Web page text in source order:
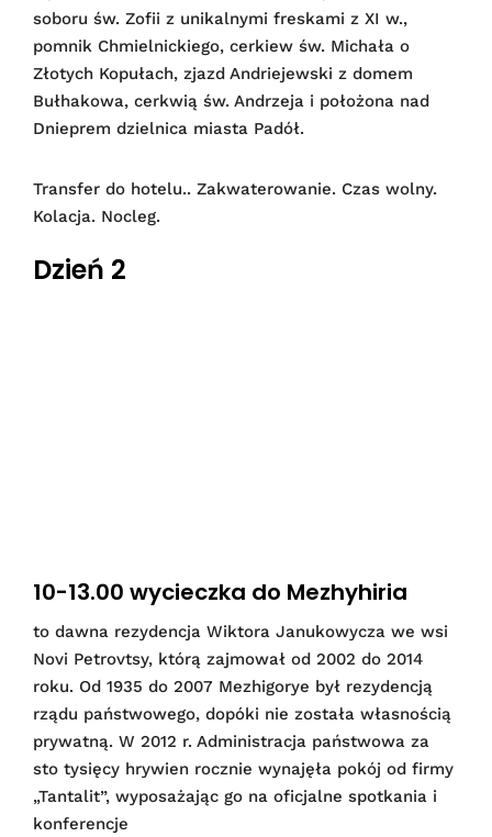
soboru św. Zofii z unikalnymi freskami z XI w.,
pomnik Chmielnickiego, cerkiew św. Michała o
Złotych Kopułach, zjazd Andriejewski z domem
Bułhakowa, cerkwią św. Andrzeja i położona nad
Dnieprem dzielnica miasta Padół.
Transfer do hotelu.. Zakwaterowanie. Czas wolny.
Kolacja. Nocleg.
Dzień 2
10-13.00 wycieczka do Mezhyhiria
to dawna rezydencja Wiktora Janukowycza we wsi
Novi Petrovtsy, którą zajmował od 2002 do 2014
roku. Od 1935 do 2007 Mezhigorye był rezydencją
rządu państwowego, dopóki nie została własnością
prywatną. W 2012 r. Administracja państwowa za
sto tysięcy hrywien rocznie wynajęła pokój od firmy
„Tantalit”, wyposażając go na oficjalne spotkania i
konferencje